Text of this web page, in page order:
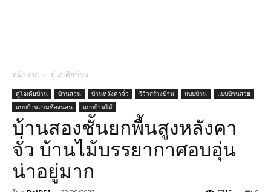
หน้าแรก ดูไอเดียบ้าน
ดูไอเดียบ้าน บ้านสวน บ้านหลังคาจั่ว รีวิวสร้างบ้าน แบบบ้าน
แบบบ้านสวย
แบบบ้านสามห้องนอน
แบบบ้านไม้
บ้านสองชั้นยกพื้นสูงหลังคา
จั่ว บ้านไม้บรรยากาศอบอุ่น
น่าอยู่มาก